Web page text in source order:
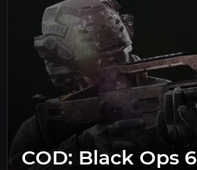
COD: Black Ops 6